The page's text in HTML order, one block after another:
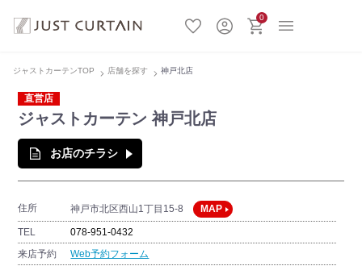
0
ジャストカーテンTOP 店舗を探す 神戸北店
直営店
ジャストカーテン 神戸北店
お店のチラシ
住所 神戸市北区西山1丁目15-8 MAP
TEL
078-951-0432
来店予約
Web予約フォーム